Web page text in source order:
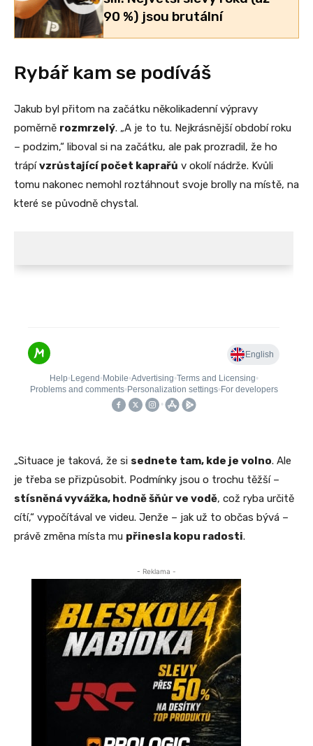
90 %) jsou brutální
Rybář kam se podíváš
Jakub byl přitom na začátku několikadenní výpravy
poměrně rozmrzelý. „A je to tu. Nejkrásnější období roku
– podzim,“ liboval si na začátku, ale pak prozradil, že ho
trápívzrůstající počet kaprařů v okolí nádrže. Kvůli
tomu nakonec nemohl roztáhnout svoje brolly na místě, na
které se původně chystal.
„Situace je taková, že si sednete tam, kde je volno. Ale
je třeba se přizpůsobit. Podmínky jsou o trochu těžší –
stísněná vyvážka, hodně šňůr ve vodě, což ryba určitě
cítí,“ vypočítával ve videu. Jenže – jak už to občas bývá –
právě změna místa mu přinesla kopu radosti.
- Reklama -